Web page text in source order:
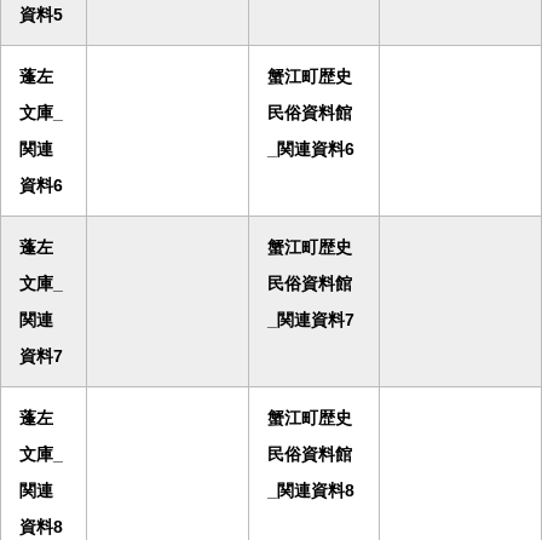
資料5
蓬左
文庫_
関連
資料6
蟹江町歴史
民俗資料館
_関連資料6
蓬左
文庫_
関連
資料7
蟹江町歴史
民俗資料館
_関連資料7
蓬左
文庫_
関連
資料8
蟹江町歴史
民俗資料館
_関連資料8